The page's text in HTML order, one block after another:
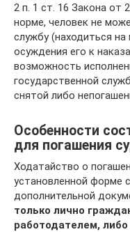
2 п. 1 ст. 16 Закона от
норме, человек не
службу (находиться
осуждения его к
возможность
государственной
снятой либо
Особенности
для погашения
Ходатайство о
установленной форме
дополнительной
только лично
работодателем,